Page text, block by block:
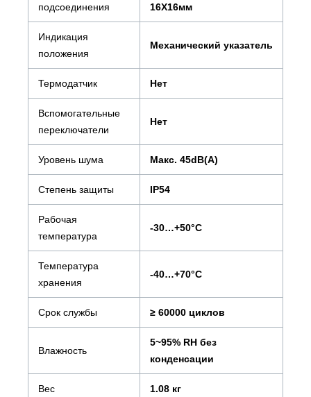
подсоединения
16X16мм
Индикация
положения
Механический указатель
Термодатчик Нет
Вспомогательные
переключатели
Нет
Уровень шума Макс. 45dB(A)
Степень защиты IP54
Рабочая
температура
-30…+50°С
Температура
хранения
-40…+70°С
Срок службы ≥ 60000 циклов
Влажность
5~95% RH без
конденсации
Вес 1.08 кг